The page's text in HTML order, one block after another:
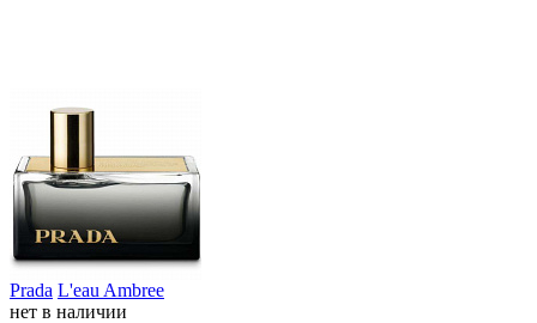
Prada L'eau Ambree
нет в наличии